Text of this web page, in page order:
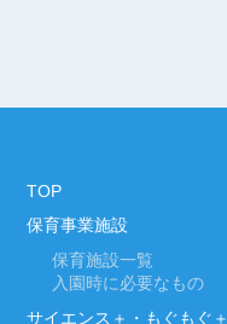
TOP
保育事業施設
保育施設一覧
入園時に必要なもの
サイエンス＋・もぐもぐ＋